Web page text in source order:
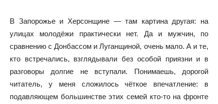
В Запорожье и Херсонщине — там картина другая: на
улицах молодёжи практически нет. Да и мужчин, по
сравнению с Донбассом и Луганщиной, очень мало. А и те,
кто встречались, взглядывали без особой приязни и в
разговоры долгие не вступали. Понимаешь, дорогой
читатель, у меня сложилось чёткое впечатление: в
подавляющем большинстве этих семей кто-то на фронте